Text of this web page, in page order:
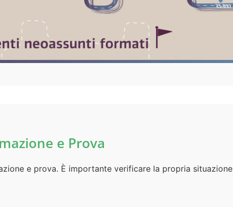
e Prova
e prova. È importante verificare la propria situazione